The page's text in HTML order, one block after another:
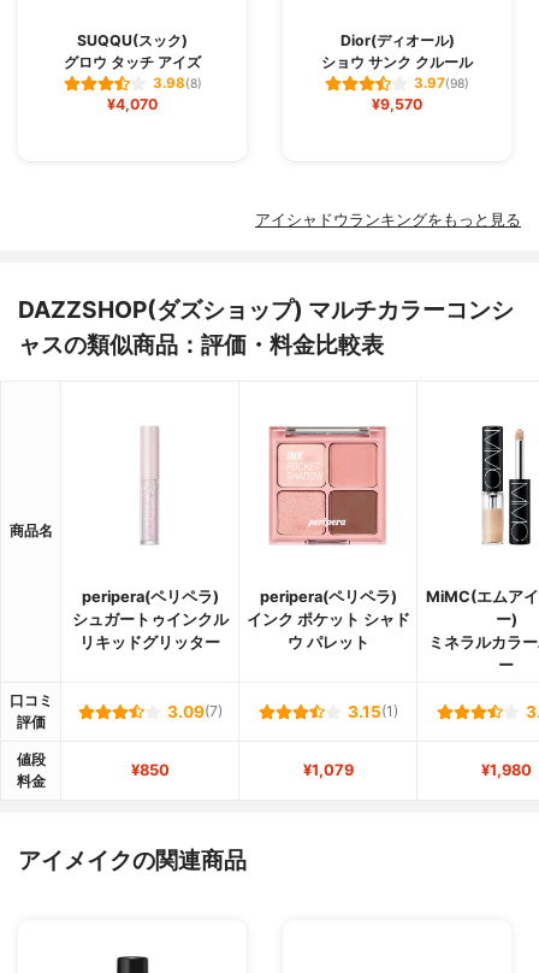
SUQQU(スック)
グロウ タッチ アイズ
3.98(8)
¥4,070
Dior(ディオール)
ショウ サンク クルール
3.97(98)
¥9,570
アイシャドウランキングをもっと見る
DAZZSHOP(ダズショップ) マルチカラーコンシ
ャスの類似商品：評価・料金比較表
商品名
peripera(ペリペラ)
シュガートゥインクル
リキッドグリッター
peripera(ペリペラ)
インク ポケット シャド
ウ パレット
MiMC(エムア
ー)
ミネラルカラ
ー
口コミ
評価
3.09(7) 3.15(1)
値段
料金
¥850 ¥1,079 ¥1,980
アイメイクの関連商品